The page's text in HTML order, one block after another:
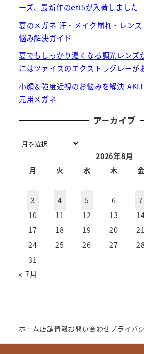
ーズ、最新作のeti5が入荷しました
夏のメガネ 汗・メイク崩れ・レン
悩み解決ガイド
夏でもしっかり濃くなる調光レンズ
にはツァイスのエクストラグレーが
小顔＆強度近視のお悩みを解決
元用メガネ
アーカイブ
ア
2026年8月
月
火 水 木 金
3
4 5 6 7
10
11 12 13
17
18 19 20 21
24
25 26 27
31
« 7月
ホーム店舗情報お問い合わせプライバ